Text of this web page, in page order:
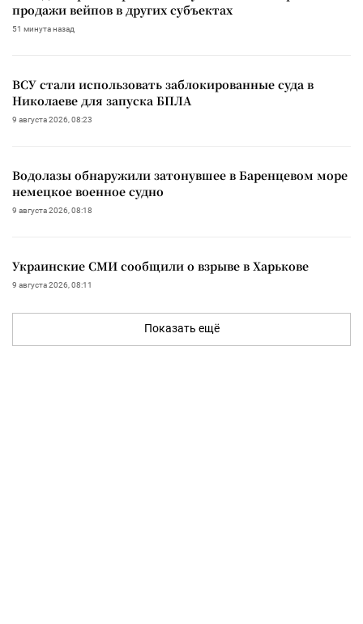
продажи вейпов в других субъектах
51 минута назад
ВСУ стали использовать заблокированные суда в
Николаеве для запуска БПЛА
9 августа 2026, 08:23
Водолазы обнаружили затонувшее в Баренцевом море
немецкое военное судно
9 августа 2026, 08:18
Украинские СМИ сообщили о взрыве в Харькове
9 августа 2026, 08:11
Показать ещё